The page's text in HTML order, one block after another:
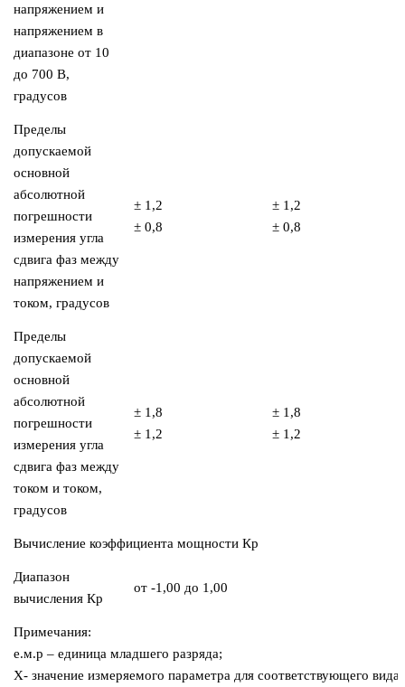
напряжением и
напряжением в
диапазоне от 10
до 700 В,
градусов
Пределы
допускаемой
основной
абсолютной
погрешности
измерения угла
сдвига фаз между
напряжением и
током, градусов
± 1,2
± 0,8
± 1,2
± 0,8
Пределы
допускаемой
основной
абсолютной
погрешности
измерения угла
сдвига фаз между
током и током,
градусов
± 1,8
± 1,2
± 1,8
± 1,2
Вычисление коэффициента мощности Кр
Диапазон
вычисления Кр
от -1,00 до 1,00
Примечания:
е.м.р – единица младшего разряда;
Х- значение измеряемого параметра для соответствующего